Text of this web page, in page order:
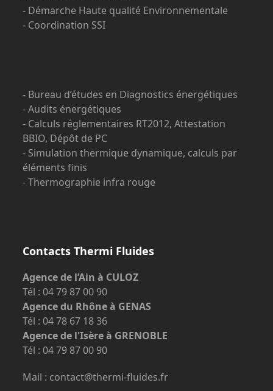
- Démarche Haute qualité Environnementale
- Coordination SSI
- Bureau d’études en Diagnostics énergétiques
- Audits énergétiques
- Calculs réglementaires RT2012, Attestation
BBIO, Dépôt de PC
- Simulation thermique dynamique, calculs par
éléments finis
- Thermographie infra rouge
Contacts Thermi Fluides
Agence de l’Ain à CULOZ
Tél : 04 79 87 00 90
Agence du Rhône à GENAS
Tél : 04 78 67 18 36
Agence de l'Isère à GRENOBLE
Tél : 04 79 87 00 90
Mail : contact@thermi-fluides.fr